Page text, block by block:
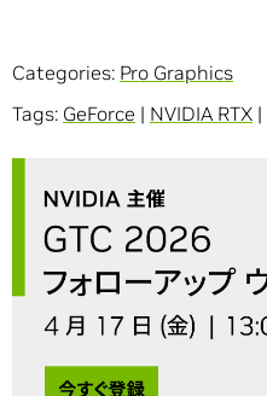
Categories: Pro Graphics
Tags: GeForce | NVIDIA RTX |